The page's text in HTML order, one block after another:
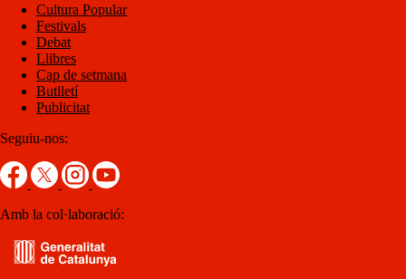
Cultura Popular
Festivals
Debat
Llibres
Cap de setmana
Butlletí
Publicitat
Seguiu-nos:
Amb la col·laboració: